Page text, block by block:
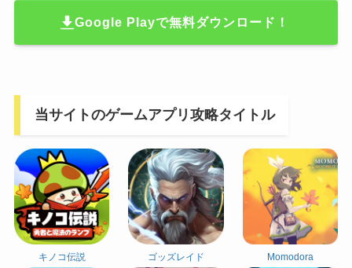
Google Playで無料ダウンロード！
当サイトのゲームアプリ攻略タイトル
キノコ伝説 ゴッズレイド Momodora